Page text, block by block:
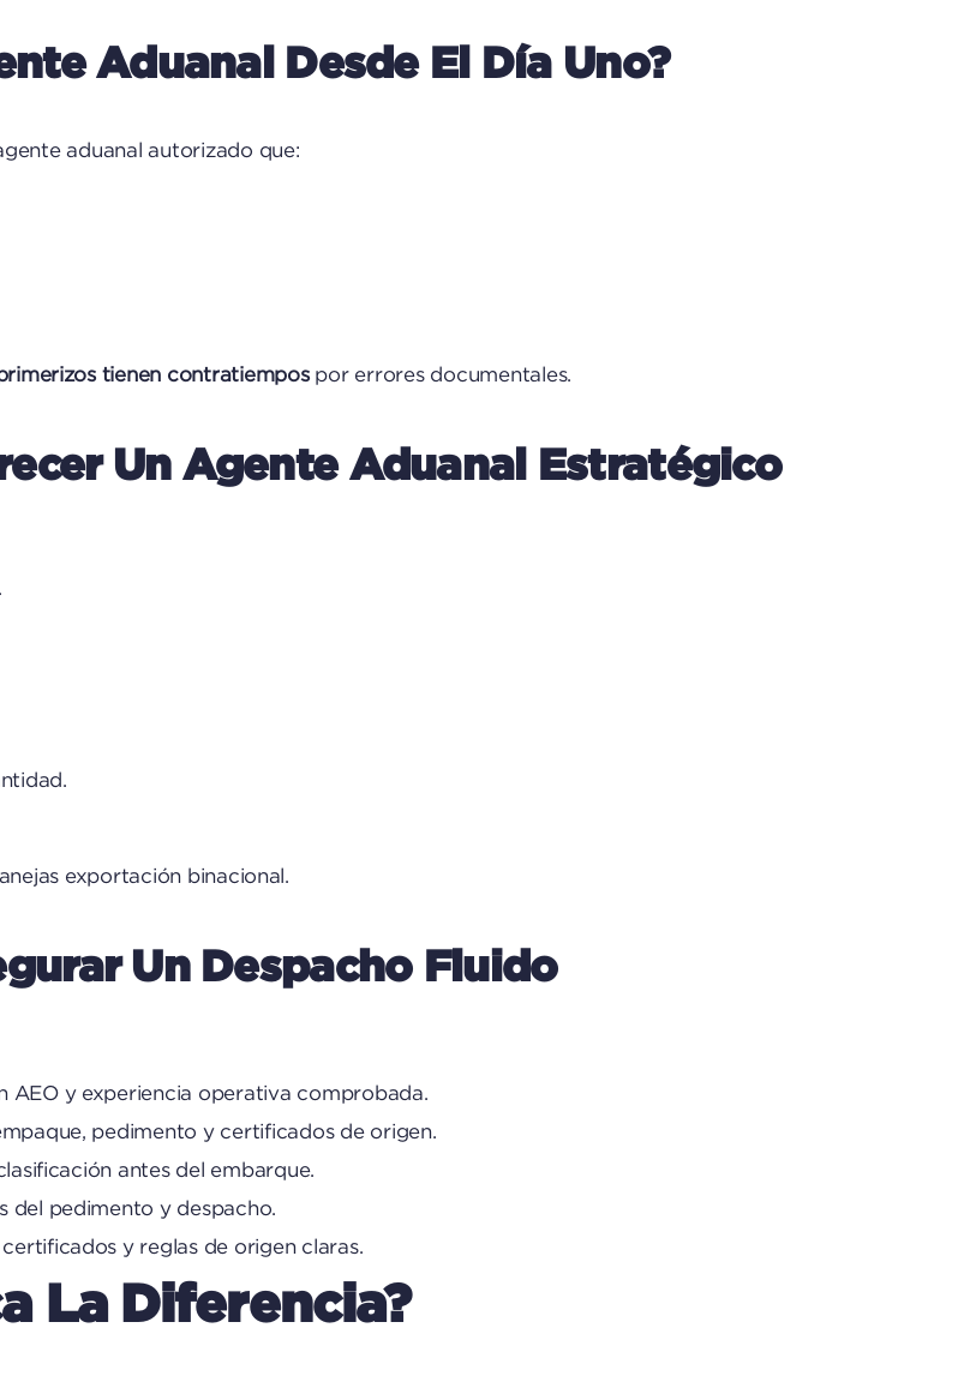
Aduanal Desde El Día Uno?
aduanal autorizado que:
tienen contratiempospor errores documentales.
Un Agente Aduanal Estratégico
exportación binacional.
Un Despacho Fluido
AEO y experiencia operativa comprobada.
pedimento y certificados de origen.
antes del embarque.
del pedimento y despacho.
y reglas de origen claras.
La Diferencia?